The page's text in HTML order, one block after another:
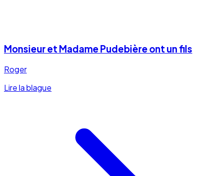
Monsieur et Madame Pudebière ont un fils
Roger
Lire la blague